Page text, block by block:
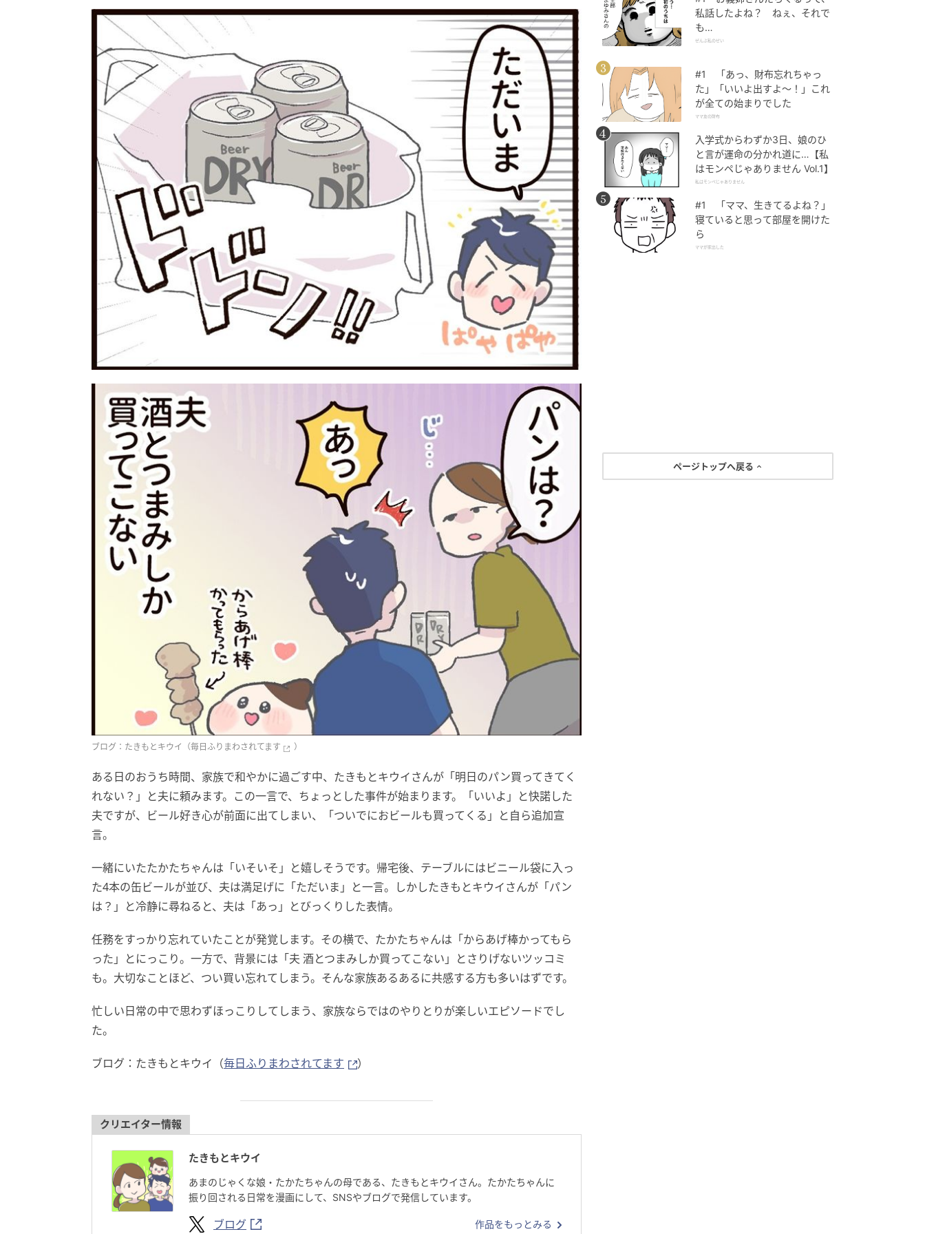
ブログ：たきもとキウイ（毎日ふりまわされてます ）
ある日のおうち時間、家族で和やかに過ごす中、たきもとキウイさんが「明日のパン買ってきてく
れない？」と夫に頼みます。この一言で、ちょっとした事件が始まります。「いいよ」と快諾した
夫ですが、ビール好き心が前面に出てしまい、「ついでにおビールも買ってくる」と自ら追加宣
言。
一緒にいたたかたちゃんは「いそいそ」と嬉しそうです。帰宅後、テーブルにはビニール袋に入っ
た4本の缶ビールが並び、夫は満足げに「ただいま」と一言。しかしたきもとキウイさんが「パン
は？」と冷静に尋ねると、夫は「あっ」とびっくりした表情。
任務をすっかり忘れていたことが発覚します。その横で、たかたちゃんは「からあげ棒かってもら
った」とにっこり。一方で、背景には「夫 酒とつまみしか買ってこない」とさりげないツッコミ
も。大切なことほど、つい買い忘れてしまう。そんな家族あるあるに共感する方も多いはずです。
忙しい日常の中で思わずほっこりしてしまう、家族ならではのやりとりが楽しいエピソードでし
た。
ブログ：たきもとキウイ（毎日ふりまわされてます ）
クリエイター情報
たきもとキウイ
あまのじゃくな娘・たかたちゃんの母である、たきもとキウイさん。たかたちゃんに
振り回される日常を漫画にして、SNSやブログで発信しています。
作品をもっとみる
私話したよね？ ねぇ、それで
も…
ぜんぶ私のせい
#1 「あっ、財布忘れちゃっ
た」「いいよ出すよ〜！」これ
が全ての始まりでした
ママ友の財布
入学式からわずか3日、娘のひ
と言が運命の分かれ道に…【私
はモンペじゃありません Vol.1】
私はモンペじゃありません
#1 「ママ、生きてるよね？」
寝ていると思って部屋を開けた
ら
ママが家出した
ページトップへ戻る